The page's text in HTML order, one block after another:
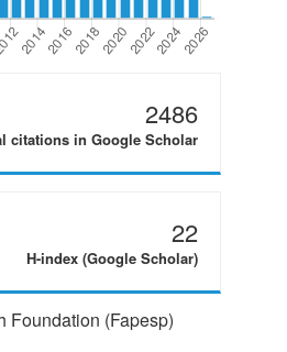
2486
citations in Google Scholar
22
H-index (Google Scholar)
Foundation (Fapesp)